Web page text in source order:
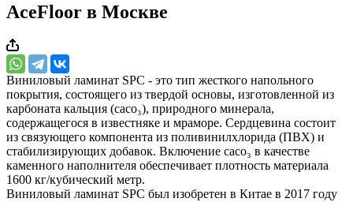
AceFloor в Москве
Виниловый ламинат SPC - это тип жесткого напольного
покрытия, состоящего из твердой основы, изготовленной из
карбоната кальция (caco₃), природного минерала,
содержащегося в известняке и мраморе. Сердцевина состоит
из связующего компонента из поливинилхлорида (ПВХ) и
стабилизирующих добавок. Включение caco₃ в качестве
каменного наполнителя обеспечивает плотность материала
1600 кг/кубический метр.
Виниловый ламинат SPC был изобретен в Китае в 2017 году